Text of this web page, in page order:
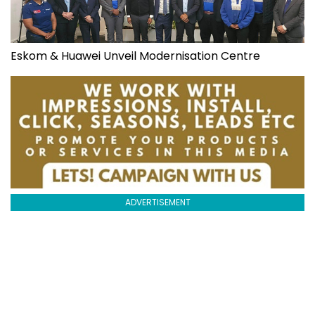
Eskom & Huawei Unveil Modernisation Centre
ADVERTISEMENT